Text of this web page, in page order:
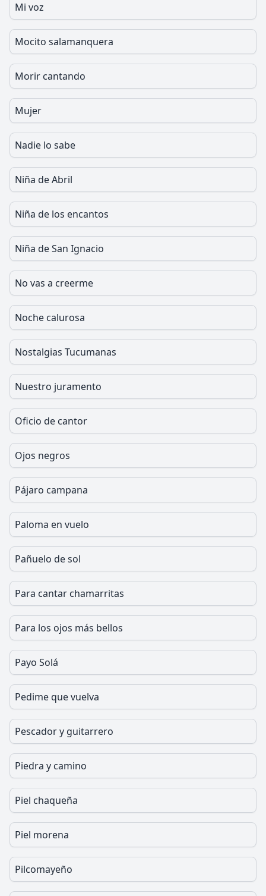
Mi voz
Mocito salamanquera
Morir cantando
Mujer
Nadie lo sabe
Niña de Abril
Niña de los encantos
Niña de San Ignacio
No vas a creerme
Noche calurosa
Nostalgias Tucumanas
Nuestro juramento
Oficio de cantor
Ojos negros
Pájaro campana
Paloma en vuelo
Pañuelo de sol
Para cantar chamarritas
Para los ojos más bellos
Payo Solá
Pedime que vuelva
Pescador y guitarrero
Piedra y camino
Piel chaqueña
Piel morena
Pilcomayeño